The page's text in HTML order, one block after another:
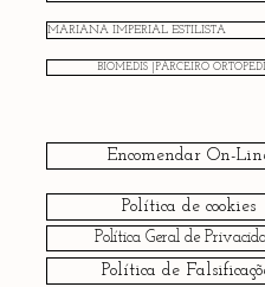
MARIANA IMPERIAL ESTILISTA
BIOMEDIS |PARCEIRO
Encomendar On-
Política de cookies
Política Geral de
Política de